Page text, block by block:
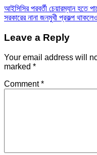
আইসিসির পরবর্তী চেয়ারম্যান হতে
সরকারের নানা জনমুখী প্রকল্প
Leave a Reply
Your email address will
marked *
Comment*